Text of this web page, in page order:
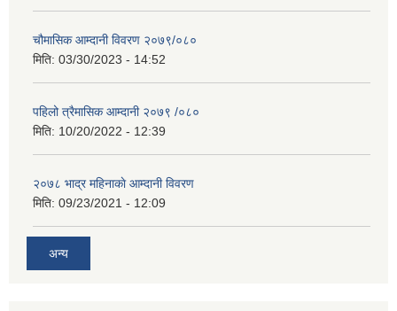
चौमासिक आम्दानी विवरण २०७९/०८०
मिति: 03/30/2023 - 14:52
पहिलो त्रैमासिक आम्दानी २०७९ /०८०
मिति: 10/20/2022 - 12:39
२०७८ भाद्र महिनाकाे आम्दानी विवरण
मिति: 09/23/2021 - 12:09
अन्य